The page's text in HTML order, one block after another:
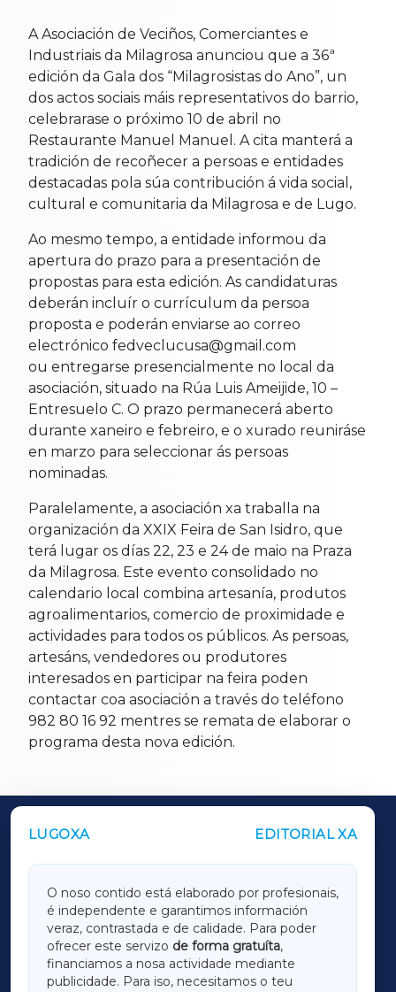
A Asociación de Veciños, Comerciantes e
Industriais da Milagrosa anunciou que a 36ª
edición da Gala dos “Milagrosistas do Ano”, un
dos actos sociais máis representativos do barrio,
celebrarase o próximo 10 de abril no
Restaurante Manuel Manuel. A cita manterá a
tradición de recoñecer a persoas e entidades
destacadas pola súa contribución á vida social,
cultural e comunitaria da Milagrosa e de Lugo.
Ao mesmo tempo, a entidade informou da
apertura do prazo para a presentación de
propostas para esta edición. As candidaturas
deberán incluír o currículum da persoa
proposta e poderán enviarse ao correo
electrónico fedveclucusa@gmail.com
ou entregarse presencialmente no local da
asociación, situado na Rúa Luis Ameijide, 10 –
Entresuelo C. O prazo permanecerá aberto
durante xaneiro e febreiro, e o xurado reuniráse
en marzo para seleccionar ás persoas
nominadas.
Paralelamente, a asociación xa traballa na
organización da XXIX Feira de San Isidro, que
terá lugar os días 22, 23 e 24 de maio na Praza
da Milagrosa. Este evento consolidado no
calendario local combina artesanía, produtos
agroalimentarios, comercio de proximidade e
actividades para todos os públicos. As persoas,
artesáns, vendedores ou produtores
interesados en participar na feira poden
contactar coa asociación a través do teléfono
982 80 16 92 mentres se remata de elaborar o
programa desta nova edición.
LUGOXA EDITORIAL XA
O noso contido está elaborado por profesionais,
é independente e garantimos información
veraz, contrastada e de calidade. Para poder
ofrecer este servizo de forma gratuíta,
financiamos a nosa actividade mediante
publicidade. Para iso, necesitamos o teu
OUTROS PERIÓDICOS
LUGOXA
TERRACHAXA